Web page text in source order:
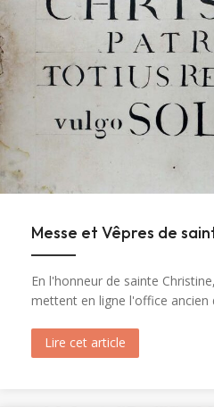
Messe et Vêpres de
En l'honneur de sainte
mettent en ligne l'office ancien
Lire cet article